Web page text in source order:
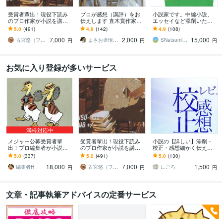
受賞者輩出！現役下読み
のプロ作家が小説を講評
します プロから実践的な
アドバイスがもらえる！
純文〜ラノベまでＯＫ
5.0 (491)
古宮悠（フルミヤユウ）
7,000 円
プロが感想（講評）をお
伝えします 直木賞作家も
担当のプロが貴方の作品
を拝読します！
4.9 (142)
まさお＠現役プロ編集者
2,000 円
小説家です。中編小説、
エッセイなど添削いたし
ます プロが実作者の視点
であなたの作品を丁寧
に、詳細にアドバイス。
4.9 (108)
SNatsumi（創作講師）
15,000 円
お気に入り登録が多いサービス
満枠対応中
メジャー公募受賞者輩
出！プロ編集者が小説添
削します 【最終通過11人
に1人】完全オーダーメイ
ドで講評アドバイス
5.0 (337)
編集者H
18,000 円
受賞者輩出！現役下読み
のプロ作家が小説を講評
します プロから実践的な
アドバイスがもらえる！
純文〜ラノベまでＯＫ
5.0 (491)
古宮悠（フルミヤユウ）
7,000 円
小説の【詳しい】添削・
校正・感想細かく伝えま
す 【長編OK】誤字、時系
列矛盾、不足表現、読み
手の誤認、推敲等
5.0 (130)
にごろ
1,500 円
文章・記事執筆アドバイスの定番サービス